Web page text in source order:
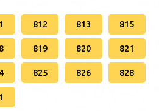
812 813 815
819 820 821
825 826 828